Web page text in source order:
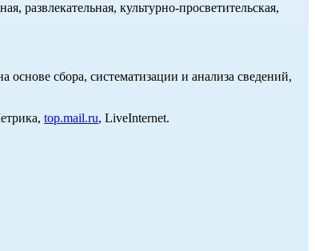
развлекательная, культурно-просветительская,
сбора, систематизации и анализа сведений,
top.mail.ru, LiveInternet.